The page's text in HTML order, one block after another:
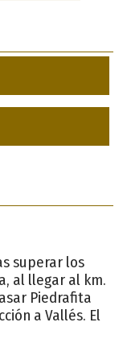
superar los
al llegar al km.
Piedrafita
a Vallés. El